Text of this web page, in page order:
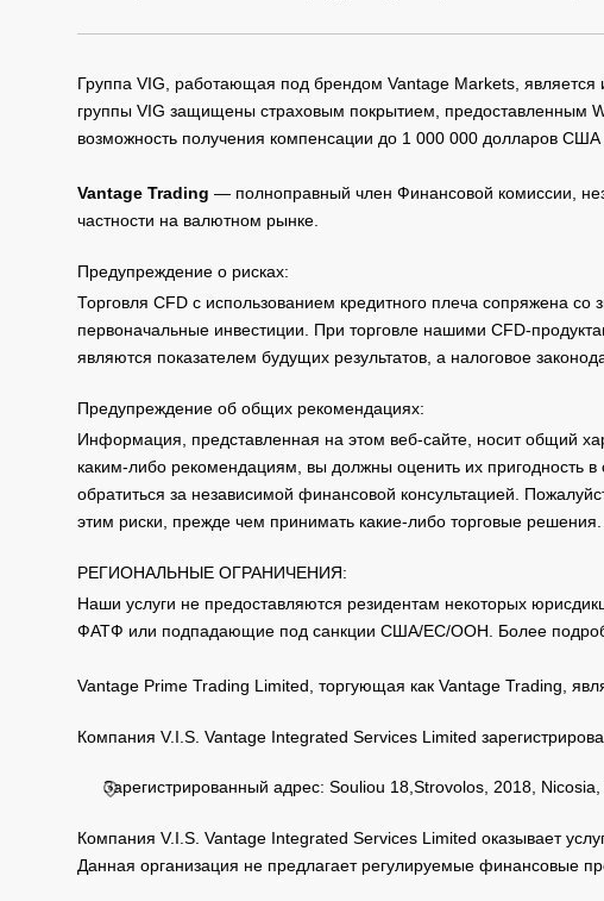
Группа VIG, работающая под брендом Vantage Markets,
группы VIG защищены страховым покрытием, предоставленным
возможность получения компенсации до 1 000 000 долларов США
Vantage Trading — полноправный член Финансовой комиссии,
частности на валютном рынке.
Предупреждение о рисках:
Торговля CFD с использованием кредитного плеча сопряжена
первоначальные инвестиции. При торговле нашими CFD-
являются показателем будущих результатов, а налоговое
Предупреждение об общих рекомендациях:
Информация, представленная на этом веб-сайте, носит общий
каким-либо рекомендациям, вы должны оценить их пригодность
обратиться за независимой финансовой консультацией.
этим риски, прежде чем принимать какие-либо торговые решения.
РЕГИОНАЛЬНЫЕ ОГРАНИЧЕНИЯ:
Наши услуги не предоставляются резидентам некоторых
ФАТФ или подпадающие под санкции США/ЕС/ООН. Более
Vantage Prime Trading Limited, торгующая как Vantage Trading,
Компания V.I.S. Vantage Integrated Services Limited
Зарегистрированный адрес: Souliou 18,Strovolos, 2018, Nicosia,
Компания V.I.S. Vantage Integrated Services Limited оказывает
Данная организация не предлагает регулируемые финансовые